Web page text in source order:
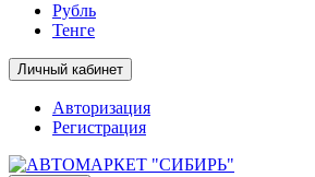
Рубль
Тенге
Личный кабинет
Авторизация
Регистрация